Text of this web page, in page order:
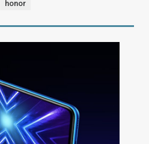
honor